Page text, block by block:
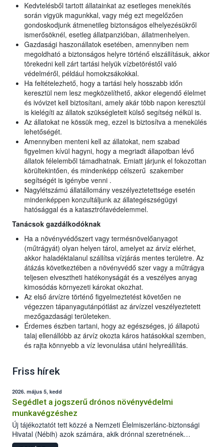
Kedvtelésből tartott állatainkat az esetleges menekítés
során vigyük magunkkal, vagy még ezt megelőzően
gondoskodjunk átmenetileg biztonságos elhelyezésükről
ismerősöknél, esetleg állatpanzióban, állatmenhelyen.
Gazdasági haszonállatok esetében, amennyiben nem
megoldható a biztonságos helyre történő elszállításuk, akkor
törekedni kell zárt tartási helyük vízbetöréstől való
védelméről, például homokzsákokkal.
Ha feltételezhető, hogy a tartási hely hosszabb időn
keresztül nem lesz megközelíthető, akkor elegendő élelmet
és ivóvizet kell biztosítani, amely akár több napon keresztül
is kielégíti az állatok szükségleteit külső segítség nélkül is.
Az állatokat ne kössük meg, ezzel is biztosítva a menekülés
lehetőségét.
Amennyiben menteni kell az állatokat, nem szabad
figyelmen kívül hagyni, hogy a megriadt állapotban lévő
állatok félelemből támadhatnak. Emiatt járjunk el fokozottan
körültekintően, és mindenképp célszerű szakember
segítségét is igénybe venni .
Nagylétszámú állatállomány veszélyeztetettsége esetén
mindenképpen konzultáljunk az állategészségügyi
hatósággal és a katasztrófavédelemmel.
Tanácsok gazdálkodóknak
Ha a növényvédőszert vagy termésnövelőanyagot
(műtrágyát) olyan helyen tárol, amelyet az árvíz elérhet,
akkor haladéktalanul szállítsa vízjárás mentes területre. Az
átázás következtében a növényvédő szer vagy a műtrágya
teljesen elvesztheti hatékonyságát és a veszélyes anyag
kimosódás környezeti károkat okozhat.
Az első árvízre történő figyelmeztetést követően ne
végezzen tápanyagutánpótlást az árvízzel veszélyeztetett
mezőgazdasági területeken.
Érdemes észben tartani, hogy az egészséges, jó állapotú
talaj ellenállóbb az árvíz okozta káros hatásokkal szemben,
és rajta könnyebb a víz levonulása utáni helyreállítás.
Friss hírek
2026. május 5, kedd
Segédlet a jogszerű drónos növényvédelmi
munkavégzéshez
Új tájékoztatót tett közzé a Nemzeti Élelmiszerlánc-biztonsági
Hivatal (Nébih) azok számára, akik drónnal szeretnének
növényvédelmi vagy tápanyag-gazdálkodási tevékenységet